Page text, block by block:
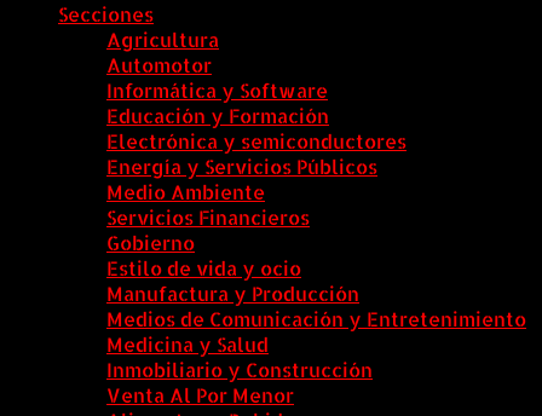
Secciones
Agricultura
Automotor
Informática y Software
Educación y Formación
Electrónica y semiconductores
Energía y Servicios Públicos
Medio Ambiente
Servicios Financieros
Gobierno
Estilo de vida y ocio
Manufactura y Producción
Medios de Comunicación y Entretenimiento
Medicina y Salud
Inmobiliario y Construcción
Venta Al Por Menor